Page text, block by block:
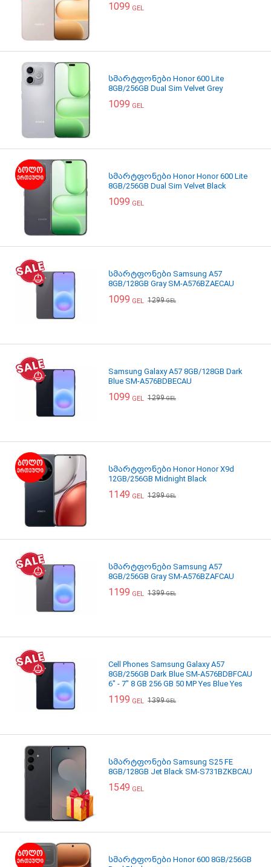
1099 GEL
სმარტფონები Honor 600 Lite
8GB/256GB Dual Sim Velvet Grey
1099 GEL
სმარტფონები Honor Honor 600 Lite
8GB/256GB Dual Sim Velvet Black
1099 GEL
სმარტფონები Samsung A57
8GB/128GB Gray SM-A576BZAECAU
1099 GEL 1299GEL
Samsung Galaxy A57 8GB/128GB Dark
Blue SM-A576BDBECAU
1099 GEL 1299GEL
სმარტფონები Honor Honor X9d
12GB/256GB Midnight Black
1149 GEL 1299GEL
სმარტფონები Samsung A57
8GB/256GB Gray SM-A576BZAFCAU
1199 GEL 1399GEL
Cell Phones Samsung Galaxy A57
8GB/256GB Dark Blue SM-A576BDBFCAU
6" - 7" 8 GB 256 GB 50 MP Yes Blue Yes
1199 GEL 1399GEL
სმარტფონები Samsung S25 FE
8GB/128GB Jet Black SM-S731BZKBCAU
1549 GEL
სმარტფონები Honor 600 8GB/256GB